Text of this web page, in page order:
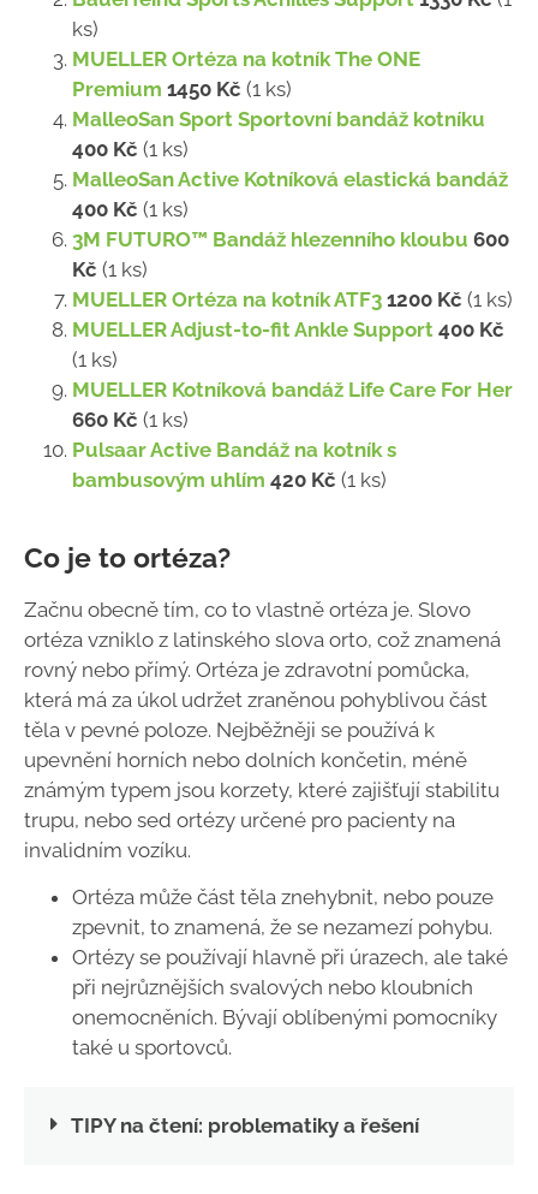
ks)
MUELLER Ortéza na kotník The ONE
Premium 1450 Kč (1 ks)
MalleoSan Sport Sportovní bandáž kotníku
400 Kč (1 ks)
MalleoSan Active Kotníková elastická bandáž
400 Kč (1 ks)
3M FUTURO™ Bandáž hlezenního kloubu 600
Kč (1 ks)
MUELLER Ortéza na kotník ATF3 1200 Kč (1 ks)
MUELLER Adjust-to-fit Ankle Support 400 Kč
(1 ks)
MUELLER Kotníková bandáž Life Care For Her
660 Kč (1 ks)
Pulsaar Active Bandáž na kotník s
bambusovým uhlím 420 Kč (1 ks)
Co je to ortéza?
Začnu obecně tím, co to vlastně ortéza je. Slovo
ortéza vzniklo z latinského slova orto, což znamená
rovný nebo přímý. Ortéza je zdravotní pomůcka,
která má za úkol udržet zraněnou pohyblivou část
těla v pevné poloze. Nejběžněji se používá k
upevnění horních nebo dolních končetin, méně
známým typem jsou korzety, které zajišťují stabilitu
trupu, nebo sed ortézy určené pro pacienty na
invalidním vozíku.
Ortéza může část těla znehybnit, nebo pouze
zpevnit, to znamená, že se nezamezí pohybu.
Ortézy se používají hlavně při úrazech, ale také
při nejrůznějších svalových nebo kloubních
onemocněních. Bývají oblíbenými pomocníky
také u sportovců.
TIPY na čtení: problematiky a řešení